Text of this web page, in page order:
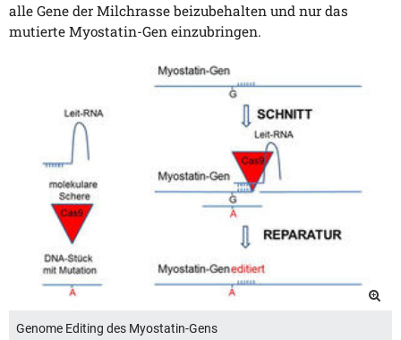
alle Gene der Milchrasse beizubehalten und nur das
mutierte Myostatin-Gen einzubringen.
Genome Editing des Myostatin-Gens